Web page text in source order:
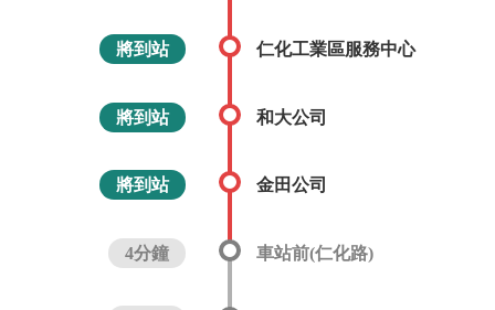
將到站 仁化工業區服務中心
將到站 和大公司
將到站 金田公司
4分鐘 車站前(仁化路)